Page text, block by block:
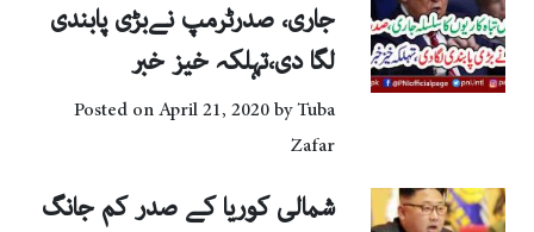
جاری، صدرٹرمپ نےبڑی پابندی
لگا دی،تہلکہ خیز خبر
Posted onApril 21, 2020byTuba
Zafar
شمالی کوریا کے صدر کم جانگ